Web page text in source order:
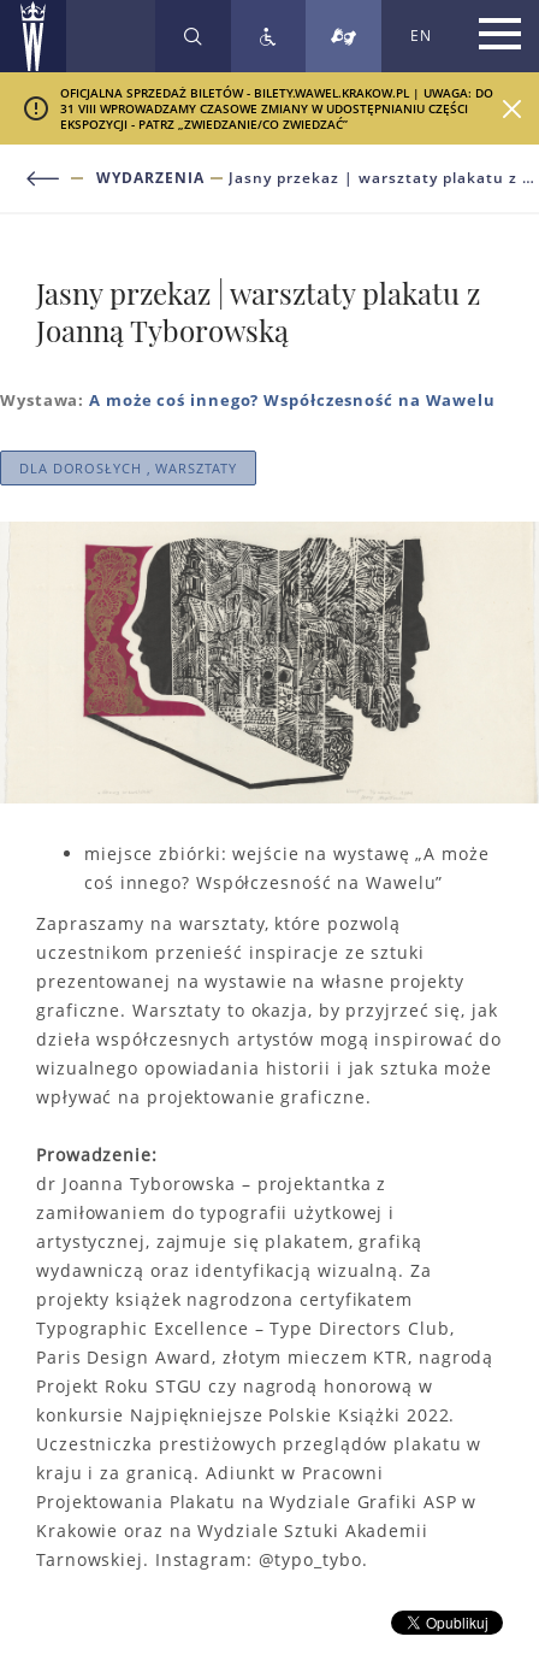
SZUKAJ EN
OFICJALNA SPRZEDAŻ BILETÓW - BILETY.WAWEL.KRAKOW.PL | UWAGA: DO
31 VIII WPROWADZAMY CZASOWE ZMIANY W UDOSTĘPNIANIU CZĘŚCI
EKSPOZYCJI - PATRZ „ZWIEDZANIE/CO ZWIEDZAĆ”
WYDARZENIA Jasny przekaz | warsztaty plakatu z Joanną Tyborowską
Jasny przekaz | warsztaty plakatu z
Joanną Tyborowską
Wystawa:A może coś innego? Współczesność na Wawelu
DLA DOROSŁYCH , WARSZTATY
miejsce zbiórki: wejście na wystawę „A może
coś innego? Współczesność na Wawelu”
Zapraszamy na warsztaty, które pozwolą
uczestnikom przenieść inspiracje ze sztuki
prezentowanej na wystawie na własne projekty
graficzne. Warsztaty to okazja, by przyjrzeć się, jak
dzieła współczesnych artystów mogą inspirować do
wizualnego opowiadania historii i jak sztuka może
wpływać na projektowanie graficzne.
Prowadzenie:
dr Joanna Tyborowska – projektantka z
zamiłowaniem do typografii użytkowej i
artystycznej, zajmuje się plakatem, grafiką
wydawniczą oraz identyfikacją wizualną. Za
projekty książek nagrodzona certyfikatem
Typographic Excellence – Type Directors Club,
Paris Design Award, złotym mieczem KTR, nagrodą
Projekt Roku STGU czy nagrodą honorową w
konkursie Najpiękniejsze Polskie Książki 2022.
Uczestniczka prestiżowych przeglądów plakatu w
kraju i za granicą. Adiunkt w Pracowni
Projektowania Plakatu na Wydziale Grafiki ASP w
Krakowie oraz na Wydziale Sztuki Akademii
Tarnowskiej. Instagram: @typo_tybo.